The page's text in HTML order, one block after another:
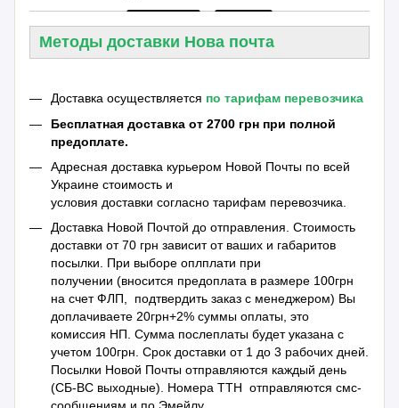
Методы доставки Нова почта
Доставка осуществляется по тарифам перевозчика
Бесплатная доставка от 2700 грн при полной
предоплате.
Адресная доставка курьером Новой Почты по всей
Украине стоимость и
условия доставки согласно тарифам перевозчика.
Доставка Новой Почтой до отправления. Стоимость
доставки от 70 грн зависит от ваших и габаритов
посылки. При выборе оплплати при
получении (вносится предоплата в размере 100грн
на счет ФЛП, подтвердить заказ с менеджером) Вы
доплачиваете 20грн+2% суммы оплаты, это
комиссия НП. Сумма послеплаты будет указана с
учетом 100грн. Срок доставки от 1 до 3 рабочих дней.
Посылки Новой Почты отправляются каждый день
(СБ-ВС выходные). Номера ТТН отправляются смс-